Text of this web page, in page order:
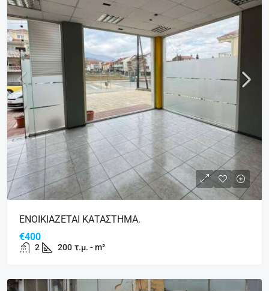
ΕΝΟΙΚΙΑΖΕΤΑΙ ΚΑΤΑΣΤΗΜΑ.
€400
2 200 τ.μ. - m²